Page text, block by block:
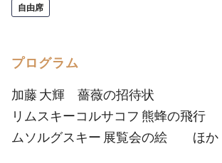
自由席
プログラム
加藤 大輝 薔薇の招待状
リムスキーコルサコフ 熊蜂の飛行
ムソルグスキー 展覧会の絵 ほか